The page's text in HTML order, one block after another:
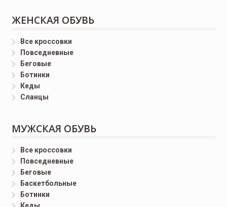
ЖЕНСКАЯ ОБУВЬ
Все кроссовки
Повседневные
Беговые
Ботинки
Кеды
Сланцы
МУЖСКАЯ ОБУВЬ
Все кроссовки
Повседневные
Беговые
Баскетбольные
Ботинки